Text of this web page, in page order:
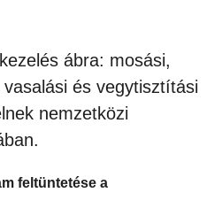
ábra: mosási,
és vegytisztítási
nemzetközi
feltüntetése a